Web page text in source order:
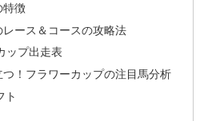
特徴
ース＆コースの攻略法
ップ出走表
！フラワーカップの注目馬分析
ト